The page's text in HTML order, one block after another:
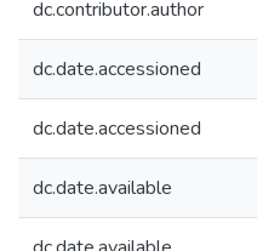
dc.contributor.author
dc.date.accessioned
dc.date.accessioned
dc.date.available